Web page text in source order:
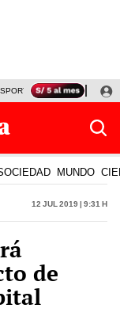
BOYS JORGE
MUNDO
12 Jul 2019 | 9:31 h
de